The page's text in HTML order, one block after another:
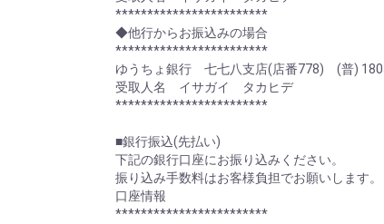
************************
◆他行からお振込みの場合
************************
ゆうちょ銀行 七七八支店(店番778) (普)
受取人名 イサガイ タカヒデ
************************
■銀行振込(先払い)
下記の銀行口座にお振り込みください。
振り込み手数料はお客様負担でお願いします。
口座情報
************************